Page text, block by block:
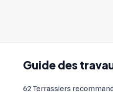
Guide des
62 Terrassiers